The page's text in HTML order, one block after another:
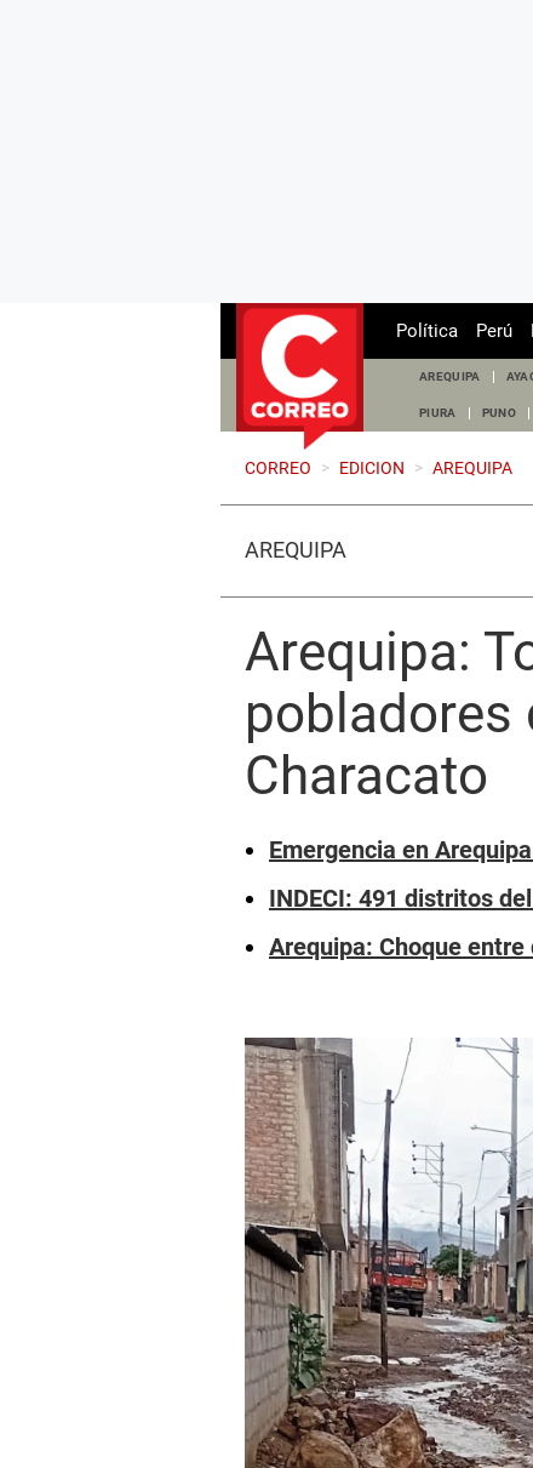
Política Perú
AREQUIPA
PIURA PUNO
CORREO > EDICION > AREQUIPA
AREQUIPA
Arequipa:
pobladores
Characato
Emergencia en
INDECI: 491 distritos
Arequipa: Choque